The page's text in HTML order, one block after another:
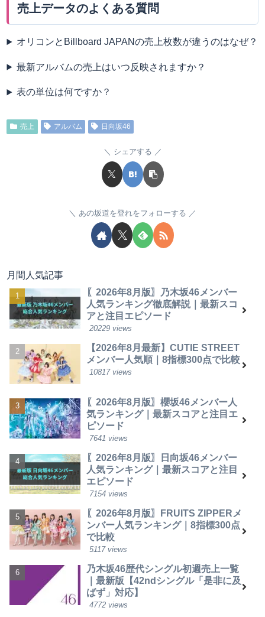
売上データのよくある質問
オリコンとBillboard JAPANの売上枚数が違うのはなぜ？
最新アルバムの売上はいつ反映されますか？
表の単位は何ですか？
売上 アルバム 日向坂46
シェアする
あの坂道を登れをフォローする
月間人気記事
〖2026年8月版〗乃木坂46メンバー
人気ランキング徹底解説｜最新スコ
アと注目エピソード
20229 views
【2026年8月最新】CUTIE STREET
メンバー人気順｜8指標300点で比較
10817 views
〖2026年8月版〗櫻坂46メンバー人
気ランキング｜最新スコアと注目エ
ピソード
7641 views
〖2026年8月版〗日向坂46メンバー
人気ランキング｜最新スコアと注目
エピソード
7154 views
〖2026年8月版〗FRUITS ZIPPERメ
ンバー人気ランキング｜8指標300点
で比較
5117 views
乃木坂46歴代シングル初週売上一覧
｜最新版【42ndシングル「是非に及
ばず」対応】
4772 views